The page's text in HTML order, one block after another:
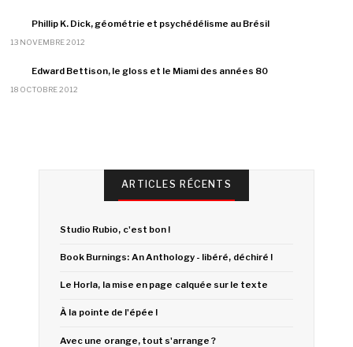
Phillip K. Dick, géométrie et psychédélisme au Brésil
13 NOVEMBRE 2012
Edward Bettison, le gloss et le Miami des années 80
18 OCTOBRE 2012
ARTICLES RÉCENTS
Studio Rubio, c'est bon !
Book Burnings: An Anthology - libéré, déchiré !
Le Horla, la mise en page calquée sur le texte
À la pointe de l'épée !
Avec une orange, tout s'arrange ?